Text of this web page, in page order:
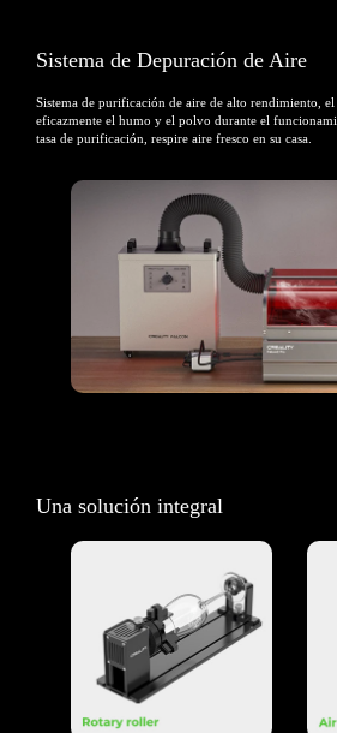
Sistema de Depuración de Aire
Sistema de purificación de aire de alto rendimiento,
eficazmente elhumo y el polvo durante el
tasa de purificación, respire aire fresco en su casa.
Una solución integral